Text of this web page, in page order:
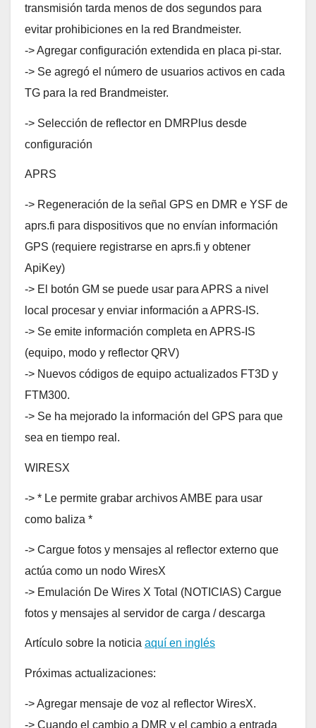
transmisión tarda menos de dos segundos para
evitar prohibiciones en la red Brandmeister.
-> Agregar configuración extendida en placa pi-star.
-> Se agregó el número de usuarios activos en cada
TG para la red Brandmeister.
-> Selección de reflector en DMRPlus desde
configuración
APRS
-> Regeneración de la señal GPS en DMR e YSF de
aprs.fi para dispositivos que no envían información
GPS (requiere registrarse en aprs.fi y obtener
ApiKey)
-> El botón GM se puede usar para APRS a nivel
local procesar y enviar información a APRS-IS.
-> Se emite información completa en APRS-IS
(equipo, modo y reflector QRV)
-> Nuevos códigos de equipo actualizados FT3D y
FTM300.
-> Se ha mejorado la información del GPS para que
sea en tiempo real.
WIRESX
-> * Le permite grabar archivos AMBE para usar
como baliza *
-> Cargue fotos y mensajes al reflector externo que
actúa como un nodo WiresX
-> Emulación De Wires X Total (NOTICIAS) Cargue
fotos y mensajes al servidor de carga / descarga
Artículo sobre la noticia aquí en inglés
Próximas actualizaciones:
-> Agregar mensaje de voz al reflector WiresX.
-> Cuando el cambio a DMR y el cambio a entrada